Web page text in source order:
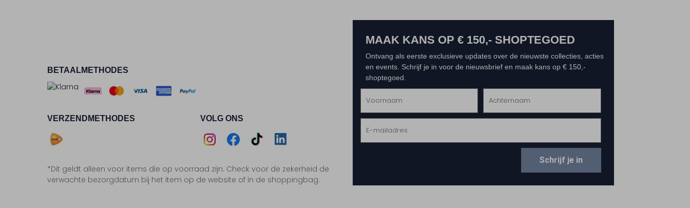
BETAALMETHODES
VERZENDMETHODES VOLG ONS
Instagram
Facebook
TikTokLinkedIn
*Dit geldt alleen voor items die op voorraad zijn. Check voor de zekerheid de
verwachte bezorgdatum bij het item op de website of in de shoppingbag.
MAAK KANS OP € 150,- SHOPTEGOED
Ontvang als eerste exclusieve updates over de nieuwste collecties, acties
en events. Schrijf je in voor de nieuwsbrief en maak kans op € 150,-
shoptegoed.
Schrijf je in